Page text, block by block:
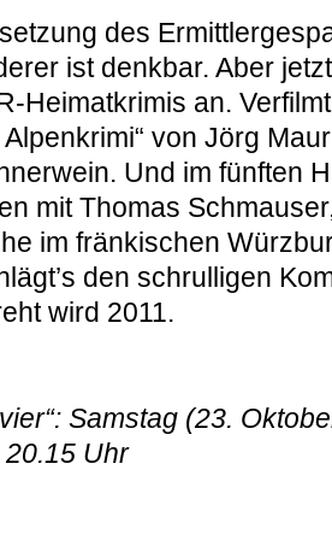
des
ist denkbar. Aber
Heimatkrimis an.
von Jörg
Und im fünften
mit Thomas
im fränkischen
den schrulligen
wird 2011.
Samstag (23.
Uhr